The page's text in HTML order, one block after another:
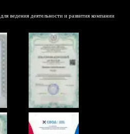
для ведения деятельности и развития компании